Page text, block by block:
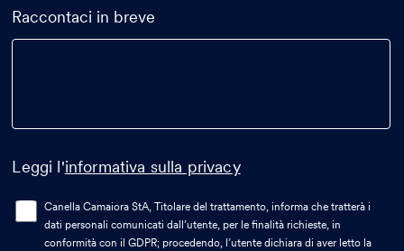
Raccontaci in breve
Leggi l'informativa sulla privacy
Canella Camaiora StA, Titolare del trattamento, informa che tratterà i
dati personali comunicati dall’utente, per le finalità richieste, in
conformità con il GDPR; procedendo, l’utente dichiara di aver letto la